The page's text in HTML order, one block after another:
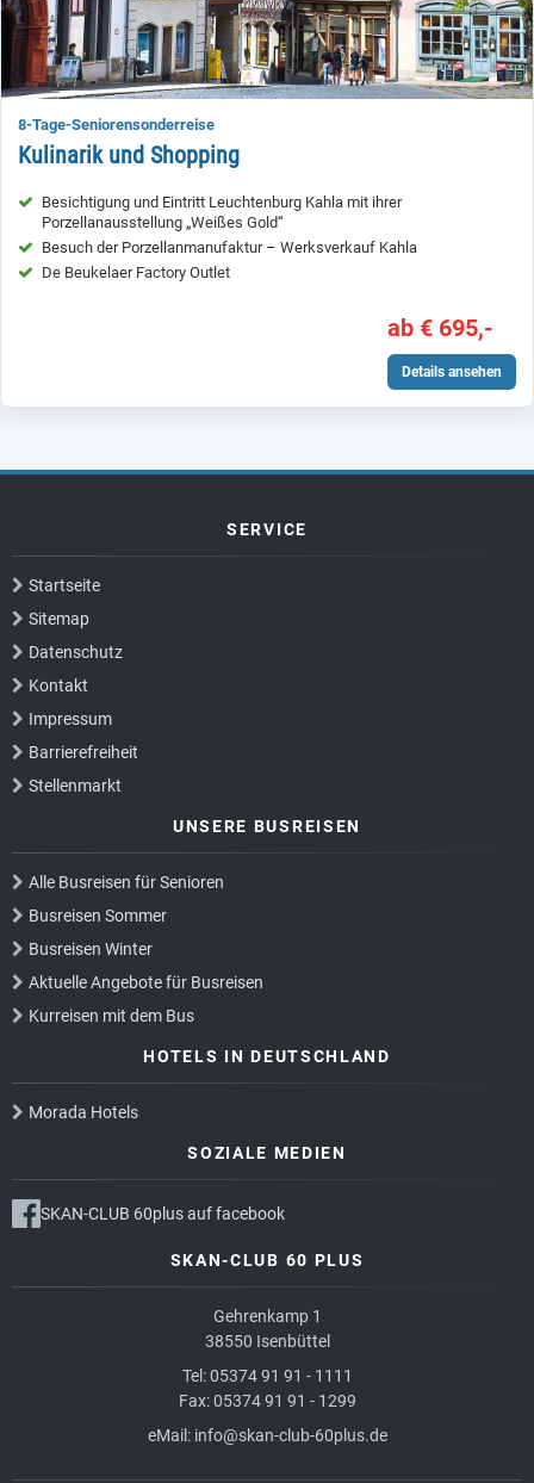
8-Tage-Seniorensonderreise
Kulinarik und Shopping
Besichtigung und Eintritt Leuchtenburg Kahla mit ihrer
Porzellanausstellung „Weißes Gold“
Besuch der Porzellanmanufaktur – Werksverkauf Kahla
De Beukelaer Factory Outlet
ab € 695,-
Details ansehen
SERVICE
Startseite
Sitemap
Datenschutz
Kontakt
Impressum
Barrierefreiheit
Stellenmarkt
UNSERE BUSREISEN
Alle Busreisen für Senioren
Busreisen Sommer
Busreisen Winter
Aktuelle Angebote für Busreisen
Kurreisen mit dem Bus
HOTELS IN DEUTSCHLAND
Morada Hotels
SOZIALE MEDIEN
SKAN-CLUB 60plus auf facebook
SKAN-CLUB 60 PLUS
Gehrenkamp 1
38550 Isenbüttel
Tel: 05374 91 91 - 1111
Fax: 05374 91 91 - 1299
eMail: info@skan-club-60plus.de